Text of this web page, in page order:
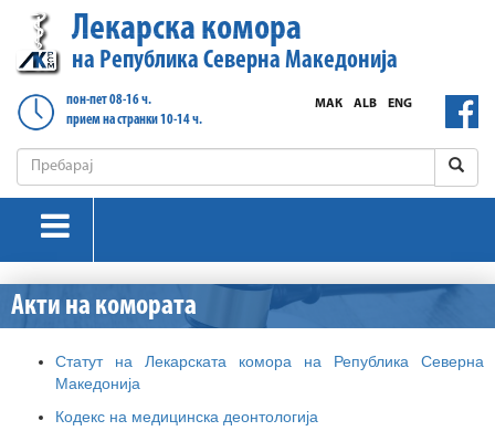
Лекарска комора
на Република Северна Македонија
пон-пет 08-16 ч.
прием на странки 10-14 ч.
ENG
ALB
МАК
Акти на комората
Статут на Лекарската комора на Република Северна
Македонија
Кодекс на медицинска деонтологија